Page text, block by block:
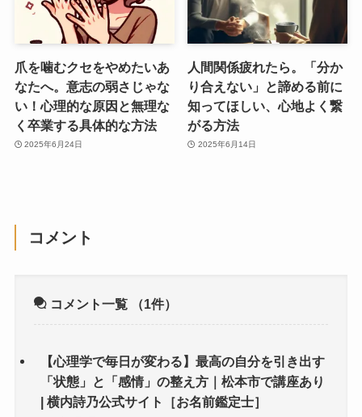
爪を噛むクセをやめたいあ
なたへ。意志の弱さじゃな
い！心理的な原因と無理な
く卒業する具体的な方法
2025年6月24日
人間関係疲れたら。「分か
り合えない」と諦める前に
知ってほしい、心地よく繋
がる方法
2025年6月14日
コメント
コメント一覧 （1件）
【心理学で毎日が変わる】最高の自分を引き出す
「状態」と「感情」の整え方｜松本市で講座あり
| 横内詩乃公式サイト［お名前鑑定士］